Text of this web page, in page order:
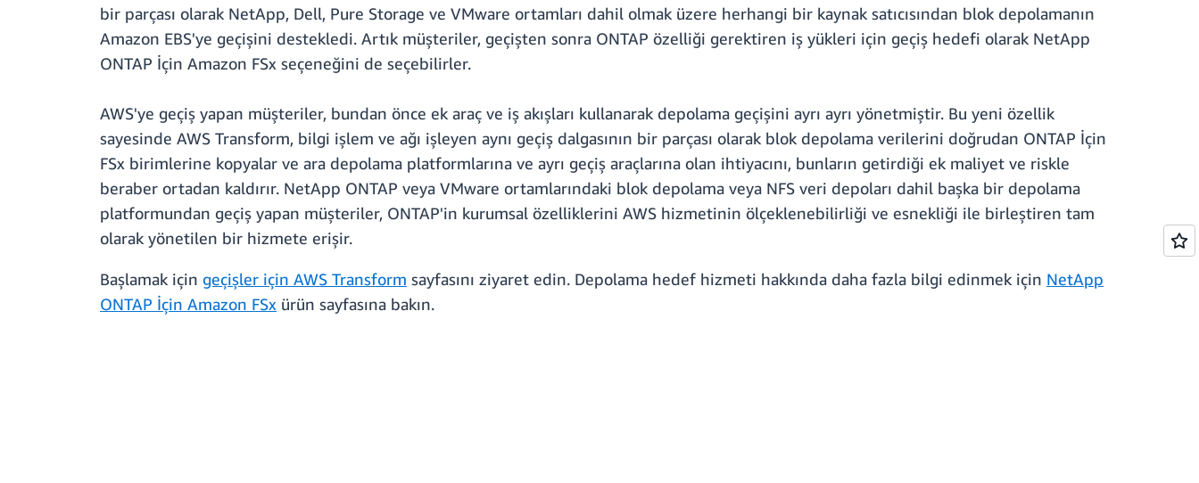
bir parçası olarak NetApp, Dell, Pure Storage ve VMware ortamları dahil olmak üzere herhangi bir kaynak satıcısından blok depolamanın
Amazon EBS'ye geçişini destekledi. Artık müşteriler, geçişten sonra ONTAP özelliği gerektiren iş yükleri için geçiş hedefi olarak NetApp
ONTAP İçin Amazon FSx seçeneğini de seçebilirler.
AWS'ye geçiş yapan müşteriler, bundan önce ek araç ve iş akışları kullanarak depolama geçişini ayrı ayrı yönetmiştir. Bu yeni özellik
sayesinde AWS Transform, bilgi işlem ve ağı işleyen aynı geçiş dalgasının bir parçası olarak blok depolama verilerini doğrudan ONTAP İçin
FSx birimlerine kopyalar ve ara depolama platformlarına ve ayrı geçiş araçlarına olan ihtiyacını, bunların getirdiği ek maliyet ve riskle
beraber ortadan kaldırır. NetApp ONTAP veya VMware ortamlarındaki blok depolama veya NFS veri depoları dahil başka bir depolama
platformundan geçiş yapan müşteriler, ONTAP'in kurumsal özelliklerini AWS hizmetinin ölçeklenebilirliği ve esnekliği ile birleştiren tam
olarak yönetilen bir hizmete erişir.
Başlamak için geçişler için AWS Transform sayfasını ziyaret edin. Depolama hedef hizmeti hakkında daha fazla bilgi edinmek için NetApp
ONTAP İçin Amazon FSx ürün sayfasına bakın.